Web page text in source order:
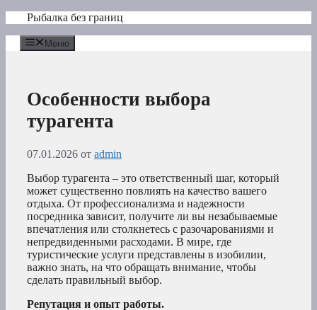
Перейти
содержимому
Рыбалка без границ
Меню
Особенности выбора
турагента
07.01.2026 от admin
Выбор турагента – это ответственный шаг, который
может существенно повлиять на качество вашего
отдыха. От профессионализма и надежности
посредника зависит, получите ли вы незабываемые
впечатления или столкнетесь с разочарованиями и
непредвиденными расходами. В мире, где
туристические услуги представлены в изобилии,
важно знать, на что обращать внимание, чтобы
сделать правильный выбор.
Репутация и опыт работы.